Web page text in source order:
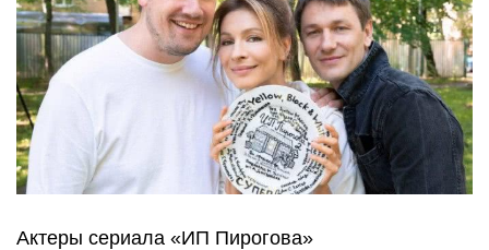
Актеры сериала «ИП Пирогова»